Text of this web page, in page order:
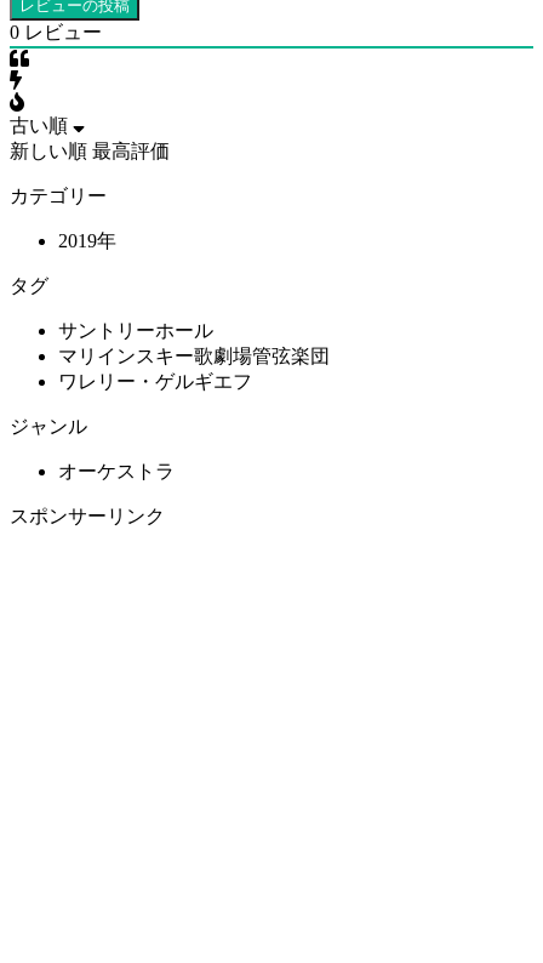
0 レビュー
古い順
新しい順 最高評価
カテゴリー
2019年
タグ
サントリーホール
マリインスキー歌劇場管弦楽団
ワレリー・ゲルギエフ
ジャンル
オーケストラ
スポンサーリンク